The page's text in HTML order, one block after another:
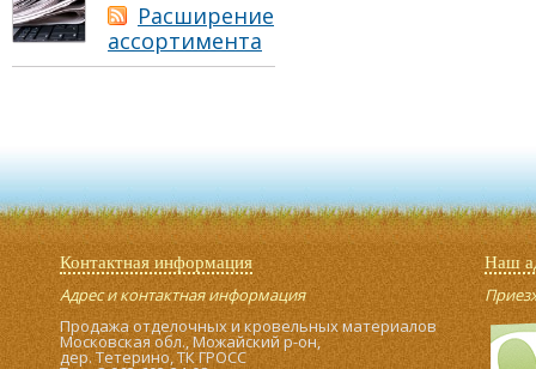
Расширение
ассортимента
Контактная информация
Адрес и контактная информация
Продажа отделочных и кровельных материалов
Московская обл., Можайский р-он,
дер. Тетерино, ТК ГРОСС
Наш